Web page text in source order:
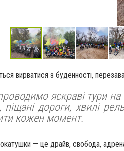
вирватися з буденності,
яскраві тури на
піщані дороги, хвилі
кожен момент.
— це драйв, свобода,